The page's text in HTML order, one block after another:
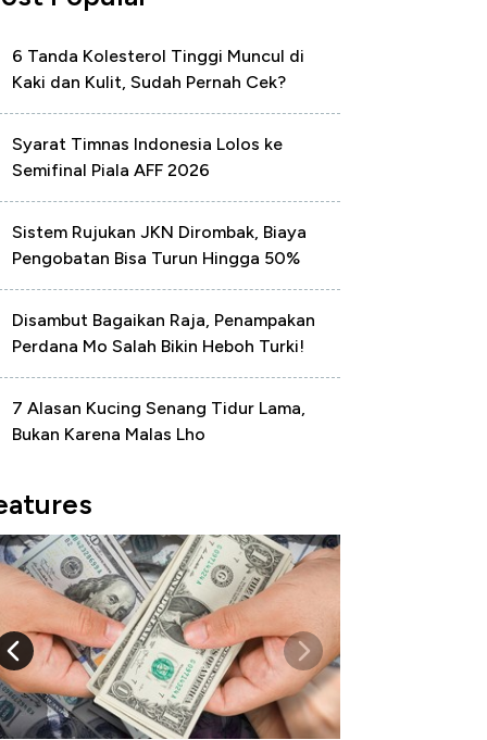
6 Tanda Kolesterol Tinggi Muncul di
Kaki dan Kulit, Sudah Pernah Cek?
Syarat Timnas Indonesia Lolos ke
Semifinal Piala AFF 2026
Sistem Rujukan JKN Dirombak, Biaya
Pengobatan Bisa Turun Hingga 50%
Disambut Bagaikan Raja, Penampakan
Perdana Mo Salah Bikin Heboh Turki!
7 Alasan Kucing Senang Tidur Lama,
Bukan Karena Malas Lho